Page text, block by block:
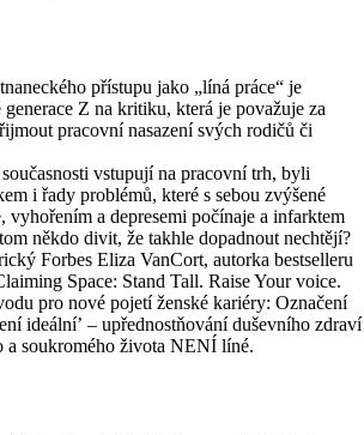
přístupu jako „líná práce“ je
Z na kritiku, která je považuje za
pracovní nasazení svých rodičů či
vstupují na pracovní trh, byli
i řady problémů, které s sebou zvýšené
vyhořením a depresemi počínaje a infarktem
někdo divit, že takhle dopadnout nechtějí?
Forbes Eliza VanCort, autorka bestselleru
Space: Stand Tall. Raise Your voice.
pro nové pojetí ženské kariéry: Označení
ideální’ –⁠ upřednostňování duševního zdraví
a soukromého života NENÍ líné.